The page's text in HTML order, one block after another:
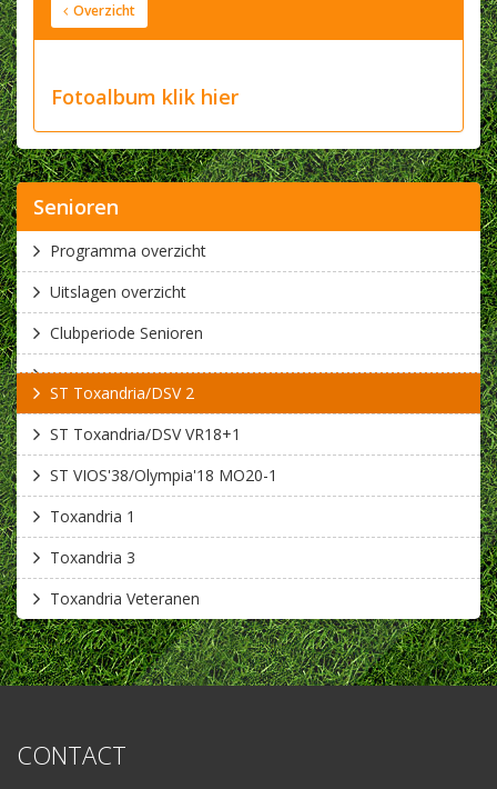
Overzicht
Fotoalbum klik hier
Senioren
Programma overzicht
Uitslagen overzicht
Clubperiode Senioren
ST Toxandria/DSV 2
ST Toxandria/DSV VR18+1
ST VIOS'38/Olympia'18 MO20-1
Toxandria 1
Toxandria 3
Toxandria Veteranen
CONTACT